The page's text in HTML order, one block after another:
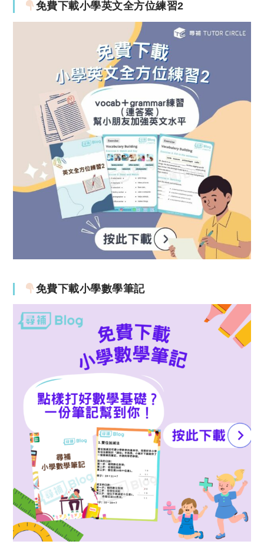
免費下載小學英文全方位練習2
免費下載小學數學筆記